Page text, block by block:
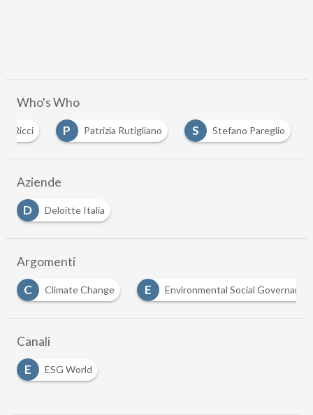
Who's Who
Ricci P Patrizia Rutigliano S Stefano Pareglio
Aziende
D
Deloitte Italia
Argomenti
E
Environmental Social Governance I
infrastrutture
Canali
E
ESG World